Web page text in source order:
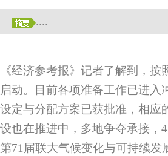
....
《经济参考报》记者了解到，
启动。目前各项准备工作已进
设定与分配方案已获批准，相应
设也在推进中，多地争夺承接，
第71届联大气候变化与可持续